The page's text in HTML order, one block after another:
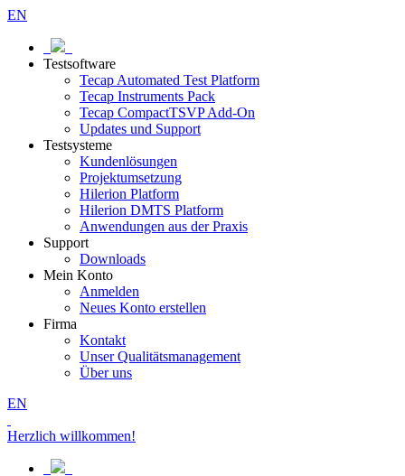
EN
Testsoftware
Tecap Automated Test Platform
Tecap Instruments Pack
Tecap CompactTSVP Add-On
Updates und Support
Testsysteme
Kundenlösungen
Projektumsetzung
Hilerion Platform
Hilerion DMTS Platform
Anwendungen aus der Praxis
Support
Downloads
Mein Konto
Anmelden
Neues Konto erstellen
Firma
Kontakt
Unser Qualitätsmanagement
Über uns
EN
Herzlich willkommen!